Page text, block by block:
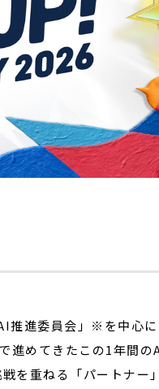
進委員会」※を中心に
進めてきたこの1年間
を重ねる「パートナー